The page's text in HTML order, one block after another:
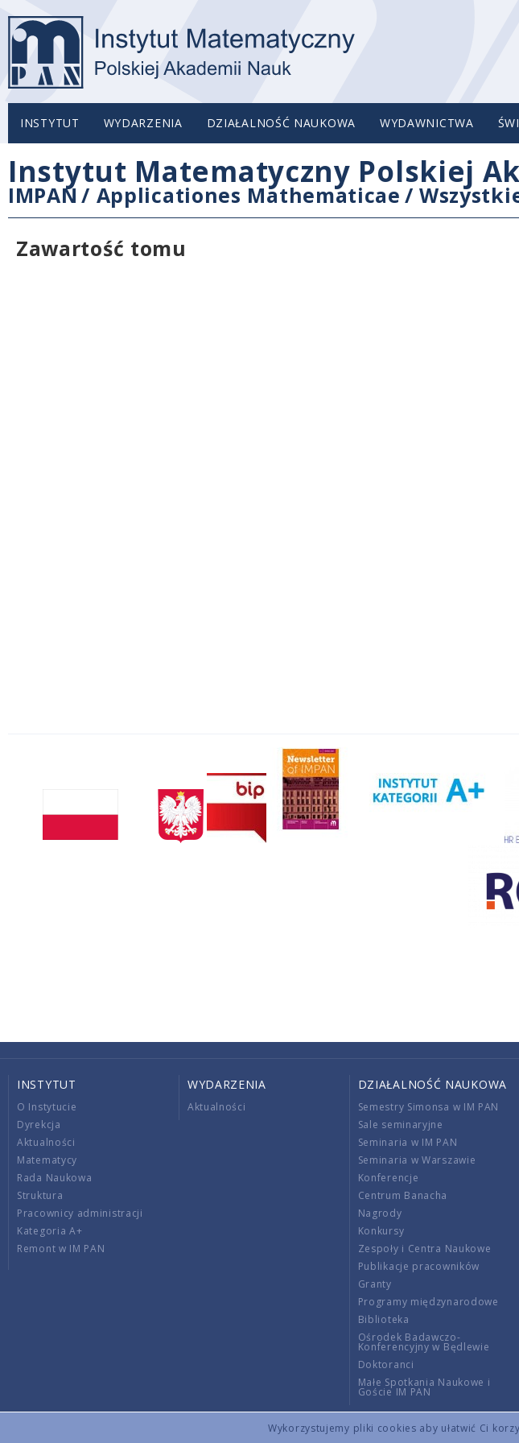
Wykorzystujemy pliki cookies aby ułatwić Ci
INSTYTUT WYDARZENIA DZIAŁALNOŚĆ NAUKOWA WYDAWNICTWA
Instytut Matematyczny Polskiej
IMPAN / Applicationes Mathematicae /
Zawartość tomu
INSTYTUT
O Instytucie
Dyrekcja
Aktualności
Matematycy
Rada Naukowa
Struktura
Pracownicy administracji
Kategoria A+
Remont w IM PAN
WYDARZENIA
Aktualności
DZIAŁALNOŚĆ NAUKOWA
Semestry Simonsa w IM PAN
Sale seminaryjne
Seminaria w IM PAN
Seminaria w Warszawie
Konferencje
Centrum Banacha
Nagrody
Konkursy
Zespoły i Centra Naukowe
Publikacje pracowników
Granty
Programy międzynarodowe
Biblioteka
Ośrodek Badawczo-
Konferencyjny w Będlewie
Doktoranci
Małe Spotkania Naukowe i
Goście IM PAN